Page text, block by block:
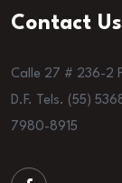
Contact Us
Calle 27 # 236-2
D.F. Tels. (55)
7980-8915